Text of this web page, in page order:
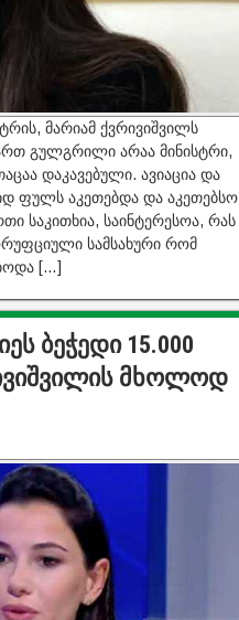
მარიამ ქვრივიშვილს
გულგრილი არაა მინისტრი,
დაკავებული. ავიაცია და
ფულს აკეთებდა და
საკითხია, საინტერესოა,
სამსახური რომ
[…]
ბეჭედი 15.000
მხოლოდ